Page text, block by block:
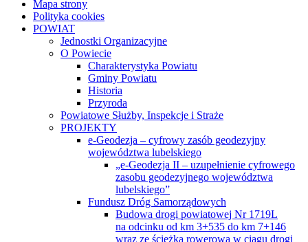
Mapa strony
Polityka cookies
POWIAT
Jednostki Organizacyjne
O Powiecie
Charakterystyka Powiatu
Gminy Powiatu
Historia
Przyroda
Powiatowe Służby, Inspekcje i Straże
PROJEKTY
e-Geodezja – cyfrowy zasób geodezyjny
województwa lubelskiego
„e-Geodezja II – uzupełnienie cyfrowego
zasobu geodezyjnego województwa
lubelskiego”
Fundusz Dróg Samorządowych
Budowa drogi powiatowej Nr 1719L
na odcinku od km 3+535 do km 7+146
wraz ze ścieżką rowerową w ciągu drogi